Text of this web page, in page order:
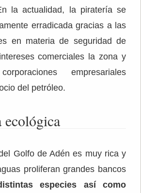
la actualidad, la piratería se
erradicada gracias a las
en materia de seguridad de
comerciales la zona y
empresariales
del petróleo.
Golfo de Adén es muy rica y
proliferan grandes bancos
especies así como